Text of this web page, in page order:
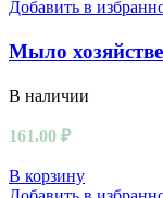
Добавить в
Мыло
В наличии
161.00 ₽
В корзину